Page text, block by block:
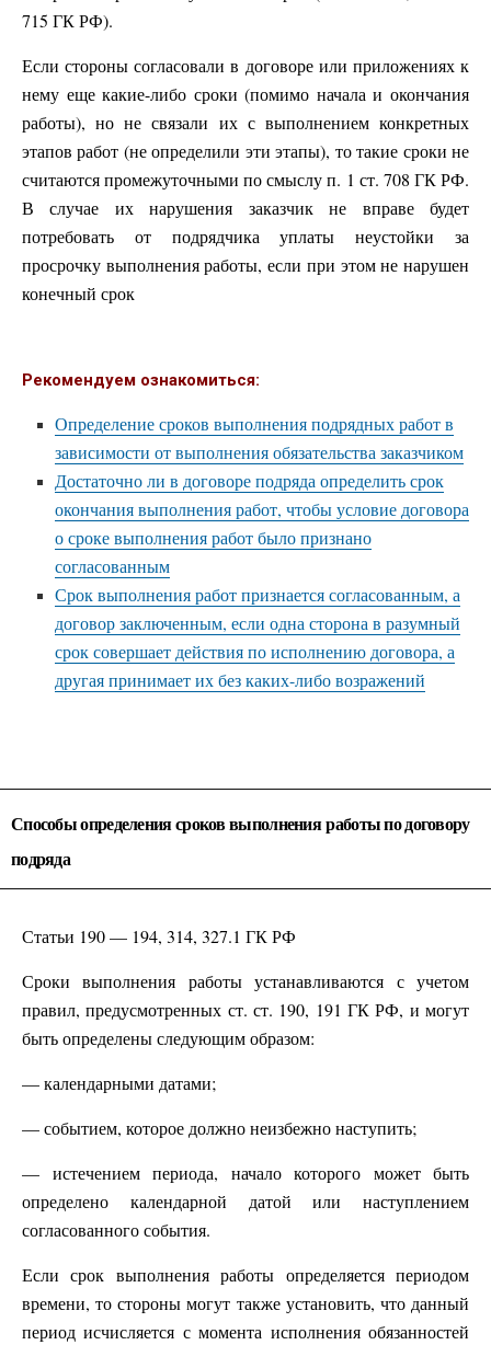
715 ГК РФ).
Если стороны согласовали в договоре или приложениях к
нему еще какие-либо сроки (помимо начала и окончания
работы), но не связали их с выполнением конкретных
этапов работ (не определили эти этапы), то такие сроки не
считаются промежуточными по смыслу п. 1 ст. 708 ГК РФ.
В случае их нарушения заказчик не вправе будет
потребовать от подрядчика уплаты неустойки за
просрочку выполнения работы, если при этом не нарушен
конечный срок
Рекомендуем ознакомиться:
Определение сроков выполнения подрядных работ в
зависимости от выполнения обязательства заказчиком
Достаточно ли в договоре подряда определить срок
окончания выполнения работ, чтобы условие договора
о сроке выполнения работ было признано
согласованным
Срок выполнения работ признается согласованным, а
договор заключенным, если одна сторона в разумный
срок совершает действия по исполнению договора, а
другая принимает их без каких-либо возражений
Способы определения сроков выполнения работы по договору
подряда
Статьи 190 — 194, 314, 327.1 ГК РФ
Сроки выполнения работы устанавливаются с учетом
правил, предусмотренных ст. ст. 190, 191 ГК РФ, и могут
быть определены следующим образом:
— календарными датами;
— событием, которое должно неизбежно наступить;
— истечением периода, начало которого может быть
определено календарной датой или наступлением
согласованного события.
Если срок выполнения работы определяется периодом
времени, то стороны могут также установить, что данный
период исчисляется с момента исполнения обязанностей